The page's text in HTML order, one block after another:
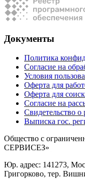
Документы
Политика
Согласие на
Условия
Оферта для
Оферта для
Согласие на
Свидетельство
Выписка гос.
Общество с
СЕРВИСЕЗ»
Юр. адрес: 141273,
Григорково, тер.